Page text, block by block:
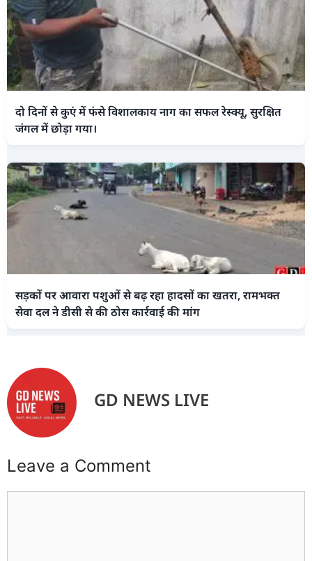
दो दिनों से कुएं में फंसे विशालकाय नाग का सफल रेस्क्यू, सुरक्षित
जंगल में छोड़ा गया।
सड़कों पर आवारा पशुओं से बढ़ रहा हादसों का खतरा, रामभक्त
सेवा दल ने डीसी से की ठोस कार्रवाई की मांग
GD NEWS LIVE
Leave a Comment